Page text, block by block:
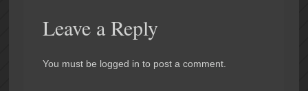
Leave a Reply
You must be logged in to post a comment.